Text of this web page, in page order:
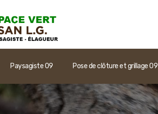
Paysagiste 09 Pose de clôture et grillage 09